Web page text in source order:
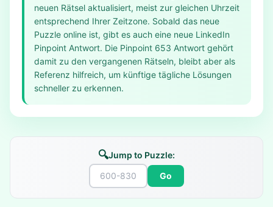
neuen Rätsel aktualisiert, meist zur gleichen Uhrzeit
entsprechend Ihrer Zeitzone. Sobald das neue
Puzzle online ist, gibt es auch eine neue LinkedIn
Pinpoint Antwort. Die Pinpoint 653 Antwort gehört
damit zu den vergangenen Rätseln, bleibt aber als
Referenz hilfreich, um künftige tägliche Lösungen
schneller zu erkennen.
🔍Jump to Puzzle:
Go